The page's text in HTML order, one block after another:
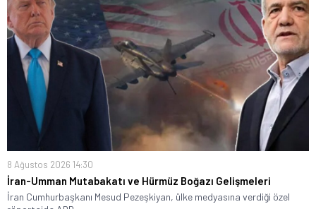
8 Ağustos 2026 14:30
İran-Umman Mutabakatı ve Hürmüz Boğazı Gelişmeleri
İran Cumhurbaşkanı Mesud Pezeşkiyan, ülke medyasına verdiği özel